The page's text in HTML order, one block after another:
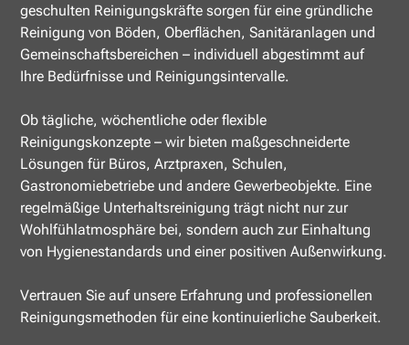
geschulten Reinigungskräfte sorgen für eine gründliche
Reinigung von Böden, Oberflächen, Sanitäranlagen und
Gemeinschaftsbereichen – individuell abgestimmt auf
Ihre Bedürfnisse und Reinigungsintervalle.
Ob tägliche, wöchentliche oder flexible
Reinigungskonzepte – wir bieten maßgeschneiderte
Lösungen für Büros, Arztpraxen, Schulen,
Gastronomiebetriebe und andere Gewerbeobjekte. Eine
regelmäßige Unterhaltsreinigung trägt nicht nur zur
Wohlfühlatmosphäre bei, sondern auch zur Einhaltung
von Hygienestandards und einer positiven Außenwirkung.
Vertrauen Sie auf unsere Erfahrung und professionellen
Reinigungsmethoden für eine kontinuierliche Sauberkeit.